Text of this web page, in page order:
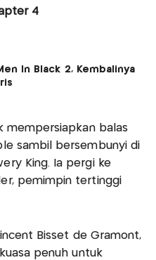
4
In Black 2, Kembalinya
mempersiapkan balas
sambil bersembunyi di
King. Ia pergi ke
pemimpin tertinggi
Bisset de Gramont,
penuh untuk